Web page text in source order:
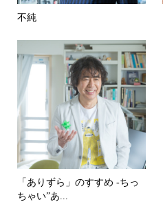
不純
「ありずら」のすすめ -ちっ
ちゃい”あ...